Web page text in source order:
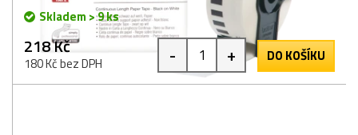
Skladem > 9 ks
218 Kč
180 Kč bez DPH - + DO KOŠÍKU